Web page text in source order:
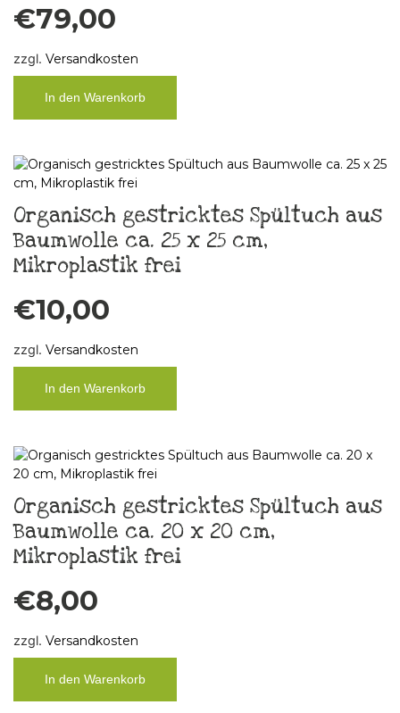
€79,00
zzgl. Versandkosten
In den Warenkorb
Organisch gestricktes Spültuch aus
Baumwolle ca. 25 x 25 cm,
Mikroplastik frei
€10,00
zzgl. Versandkosten
In den Warenkorb
Organisch gestricktes Spültuch aus
Baumwolle ca. 20 x 20 cm,
Mikroplastik frei
€8,00
zzgl. Versandkosten
In den Warenkorb